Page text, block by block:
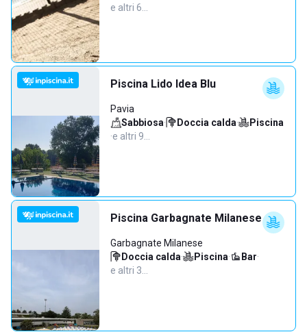
e altri 6…
Piscina Lido Idea Blu
Pavia
Sabbiosa· Doccia calda·
Piscina
·e altri 9…
Piscina Garbagnate Milanese
Garbagnate Milanese
Doccia calda· Piscina· Bar·
e altri 3…